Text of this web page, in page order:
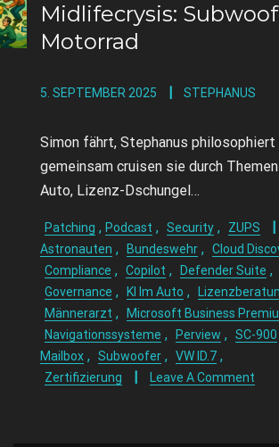
Midlifecrysis:
Motorrad
5. SEPTEMBER 2025 STEPHANUS
Simon fährt, Stephanus philosophiert
gemeinsam cruisen sie durch
Auto, Lizenz-Dschungel…
Patching , Podcast , Security ,
ZUPS
Astronauten , Bundeswehr , Cloud
Compliance , Copilot , Defender Suite ,
Governance , KI Im Auto ,
Männerarzt , Microsoft Business
Navigationssysteme , Perview , SC-900
Mailbox , Subwoofer , VW ID.7 ,
Zertifizierung Leave A Comment